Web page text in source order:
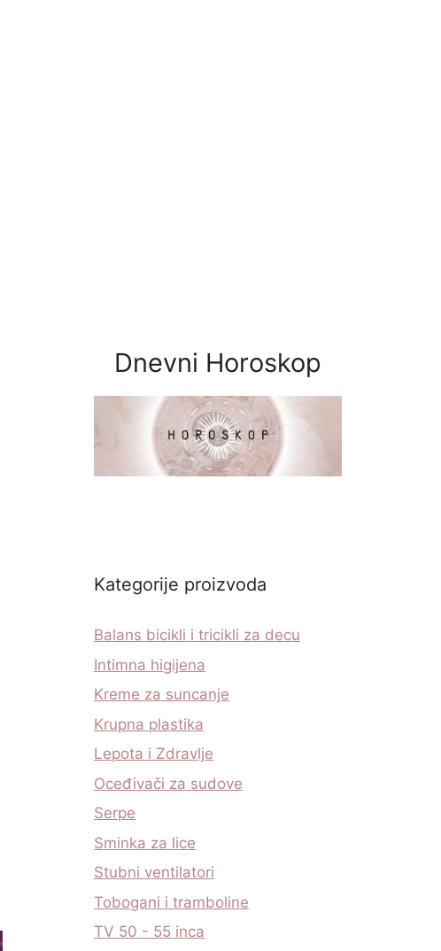
Dnevni Horoskop
Kategorije proizvoda
Balans bicikli i tricikli za decu
Intimna higijena
Kreme za suncanje
Krupna plastika
Lepota i Zdravlje
Oceđivači za sudove
Serpe
Sminka za lice
Stubni ventilatori
Tobogani i tramboline
TV 50 - 55 inca